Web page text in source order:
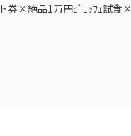
券×絶品1万円ﾋﾞｭｯﾌｪ試食